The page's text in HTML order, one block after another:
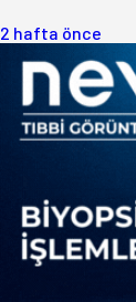
2 hafta önce